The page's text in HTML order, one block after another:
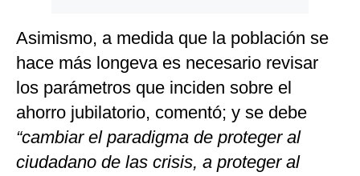
Asimismo, a medida que la población se
hace más longeva es necesario revisar
los parámetros que inciden sobre el
ahorro jubilatorio, comentó; y se debe
“cambiar el paradigma de proteger al
ciudadano de las crisis, a proteger al